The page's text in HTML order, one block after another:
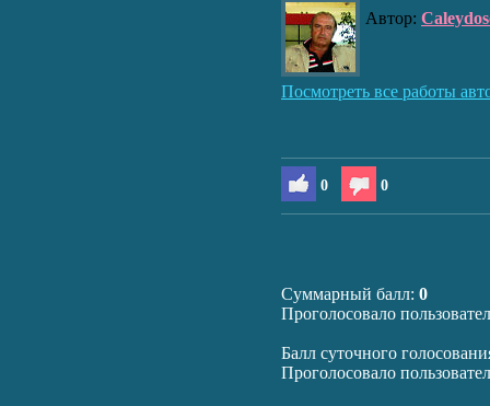
Автор:
Посмотреть все работы
0 0
Суммарный балл: 0
Проголосовало
Балл суточного
Проголосовало